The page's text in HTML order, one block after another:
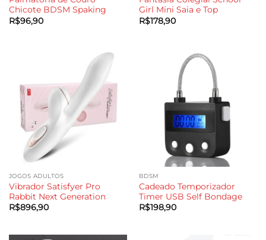
Chicote BDSM Spaking
R$96,90
Girl Mini Saia e Top
R$178,90
JOGOS ADULTOS
Vibrador Satisfyer Pro
Rabbit Next Generation
R$896,90
BDSM
Cadeado Temporizador
Timer USB Self Bondage
R$198,90